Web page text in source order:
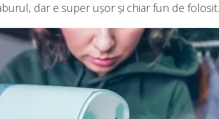
dar e super ușor și chiar fun de folosit.